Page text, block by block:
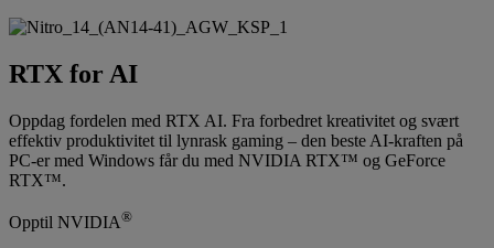
RTX for AI
Oppdag fordelen med RTX AI. Fra forbedret kreativitet og svært
effektiv produktivitet til lynrask gaming – den beste AI-kraften på
PC-er med Windows får du med NVIDIA RTX™ og GeForce
RTX™.
Opptil NVIDIA®